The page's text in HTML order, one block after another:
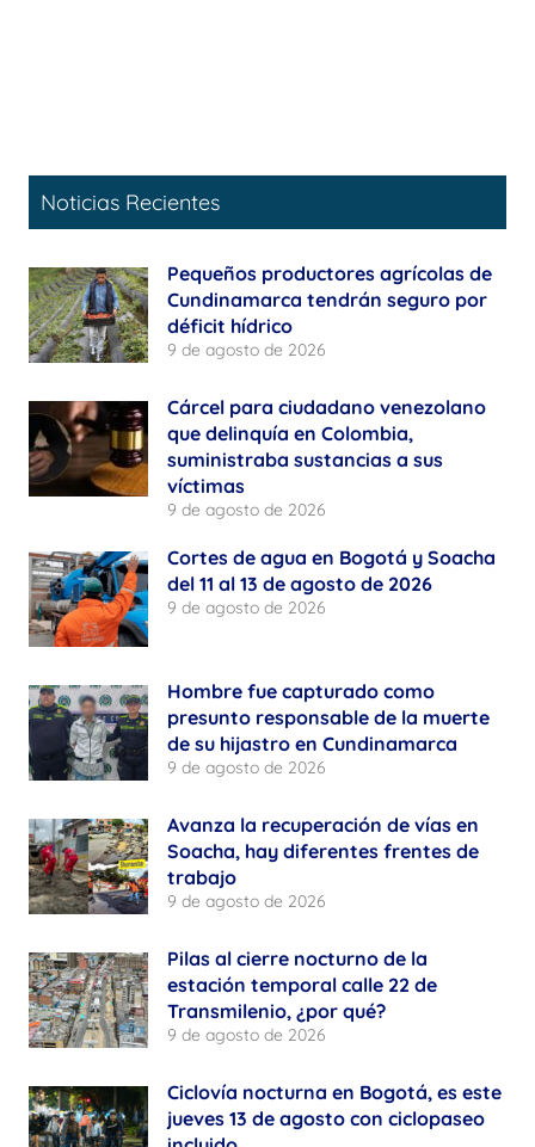
Noticias Recientes
Pequeños productores agrícolas de
Cundinamarca tendrán seguro por
déficit hídrico
9 de agosto de 2026
Cárcel para ciudadano venezolano
que delinquía en Colombia,
suministraba sustancias a sus
víctimas
9 de agosto de 2026
Cortes de agua en Bogotá y Soacha
del 11 al 13 de agosto de 2026
9 de agosto de 2026
Hombre fue capturado como
presunto responsable de la muerte
de su hijastro en Cundinamarca
9 de agosto de 2026
Avanza la recuperación de vías en
Soacha, hay diferentes frentes de
trabajo
9 de agosto de 2026
Pilas al cierre nocturno de la
estación temporal calle 22 de
Transmilenio, ¿por qué?
9 de agosto de 2026
Ciclovía nocturna en Bogotá, es este
jueves 13 de agosto con ciclopaseo